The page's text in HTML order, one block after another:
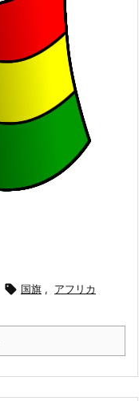
 国旗 , アフリカ